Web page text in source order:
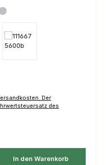
des
In den Warenkorb